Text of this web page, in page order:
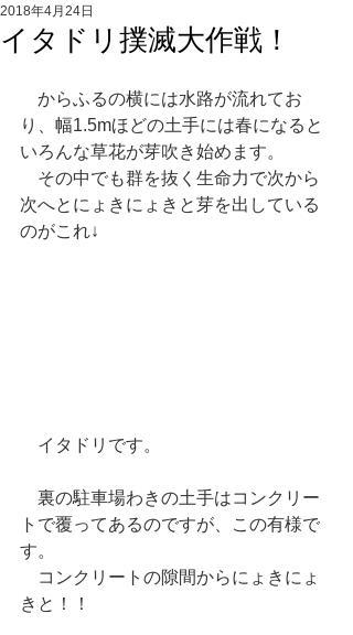
イタドリ撲滅大作戦！
2018年4月24日
からふるの横には水路が流れてお
り、幅1.5mほどの土手には春になると
いろんな草花が芽吹き始めます。
その中でも群を抜く生命力で次から
次へとにょきにょきと芽を出している
のがこれ↓
イタドリです。
裏の駐車場わきの土手はコンクリー
トで覆ってあるのですが、この有様で
す。
コンクリートの隙間からにょきにょ
きと！！